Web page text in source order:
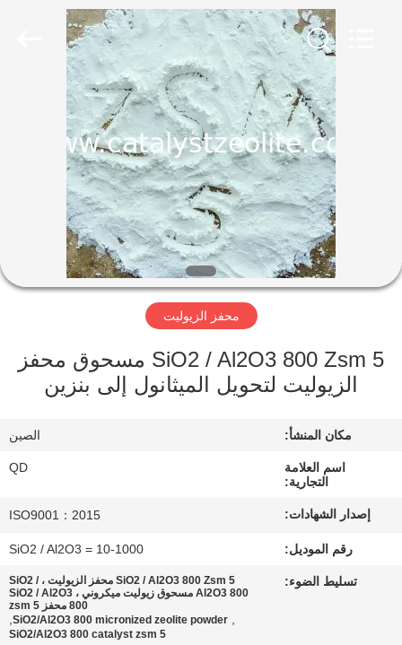
منتجات
معلومات
جولة
المعمل
جودة
اتصل
أخبار
محفز الزيوليت
SiO2 / Al2O3 800 Zsm 5 مسحوق محفز
الزيوليت لتحويل الميثانول إلى بنزين
مكان المنشأ: الصين
اسم العلامة
التجارية:
QD
إصدار الشهادات: ISO9001：2015
رقم الموديل: SiO2 / Al2O3 = 10-1000
تسليط الضوء:
SiO2 / Al2O3 800 Zsm 5 محفز الزيوليت ، SiO2 /
Al2O3 800 مسحوق زيوليت ميكروني ، SiO2 / Al2O3
800 محفز zsm 5
,
SiO2/Al2O3 800 micronized zeolite powder
,
SiO2/Al2O3 800 catalyst zsm 5